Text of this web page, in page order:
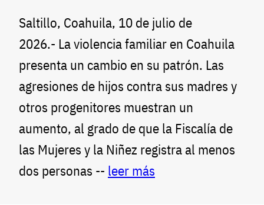
Saltillo, Coahuila, 10 de julio de
2026.- La violencia familiar en Coahuila
presenta un cambio en su patrón. Las
agresiones de hijos contra sus madres y
otros progenitores muestran un
aumento, al grado de que la Fiscalía de
las Mujeres y la Niñez registra al menos
dos personas -- leer más